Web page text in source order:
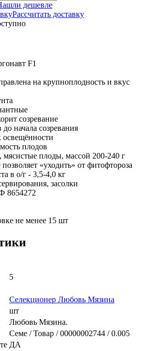
дешевле
Рассчитать доставку
F1
на крупноплодность и вкус
созревание
начала созревания
освещённости
плодов
плоды, массой 200-240 г
«уходить» от фитофтороза
в о/г - 3,5-4,0 кг
засолки
8654272
не менее 15 шт
5
Селекционер Любовь Мязина
шт
Любовь Мязина.
Семе / Товар / 00000002744 / 0.005
ДА